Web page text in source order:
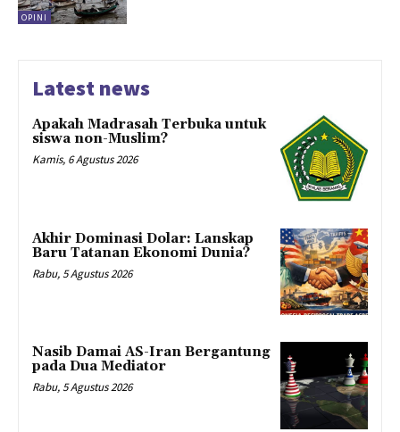
OPINI
Latest news
Apakah Madrasah Terbuka untuk
siswa non-Muslim?
Kamis, 6 Agustus 2026
Akhir Dominasi Dolar: Lanskap
Baru Tatanan Ekonomi Dunia?
Rabu, 5 Agustus 2026
Nasib Damai AS-Iran Bergantung
pada Dua Mediator
Rabu, 5 Agustus 2026